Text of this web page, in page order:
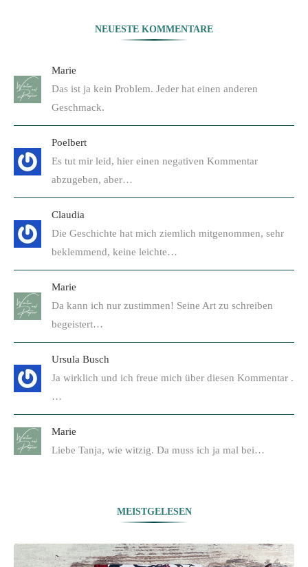
NEUESTE KOMMENTARE
Marie
Das ist ja kein Problem. Jeder hat einen anderen
Geschmack.
Poelbert
Es tut mir leid, hier einen negativen Kommentar
abzugeben, aber…
Claudia
Die Geschichte hat mich ziemlich mitgenommen, sehr
beklemmend, keine leichte…
Marie
Da kann ich nur zustimmen! Seine Art zu schreiben
begeistert…
Ursula Busch
Ja wirklich und ich freue mich über diesen Kommentar .
…
Marie
Liebe Tanja, wie witzig. Da muss ich ja mal bei…
MEISTGELESEN